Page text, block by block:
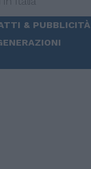
& PUBBLICITÀ